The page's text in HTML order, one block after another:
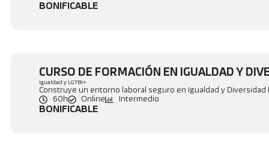
BONIFICABLE
CURSO DE FORMACIÓN EN IGUALDAD Y
Igualdad y LGTBI+
Construye un entorno laboral seguro en Igualdad y Diversidad
60h
Online Intermedio
BONIFICABLE